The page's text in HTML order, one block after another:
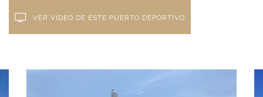
VER VÍDEO DE ESTE PUERTO DEPORTIVO